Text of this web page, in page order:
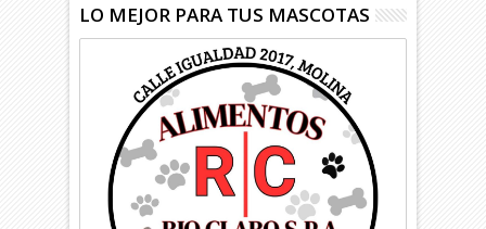
LO MEJOR PARA TUS MASCOTAS